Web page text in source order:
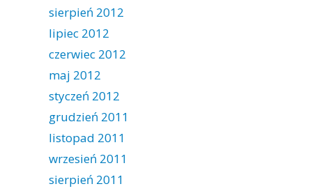
sierpień 2012
lipiec 2012
czerwiec 2012
maj 2012
styczeń 2012
grudzień 2011
listopad 2011
wrzesień 2011
sierpień 2011